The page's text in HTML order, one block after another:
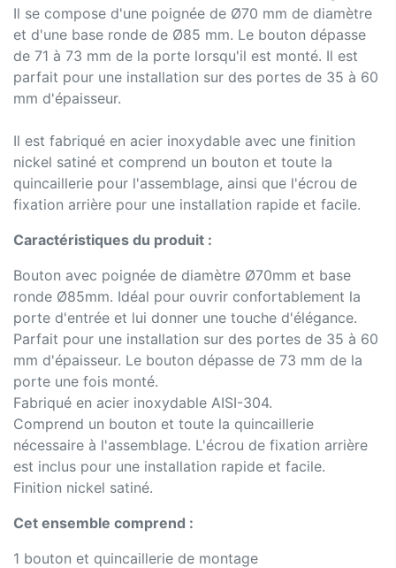
Il se compose d'une poignée de Ø70 mm de diamètre
et d'une base ronde de Ø85 mm. Le bouton dépasse
de 71 à 73 mm de la porte lorsqu'il est monté. Il est
parfait pour une installation sur des portes de 35 à 60
mm d'épaisseur.
Il est fabriqué en acier inoxydable avec une finition
nickel satiné et comprend un bouton et toute la
quincaillerie pour l'assemblage, ainsi que l'écrou de
fixation arrière pour une installation rapide et facile.
Caractéristiques du produit :
Bouton avec poignée de diamètre Ø70mm et base
ronde Ø85mm. Idéal pour ouvrir confortablement la
porte d'entrée et lui donner une touche d'élégance.
Parfait pour une installation sur des portes de 35 à 60
mm d'épaisseur. Le bouton dépasse de 73 mm de la
porte une fois monté.
Fabriqué en acier inoxydable AISI-304.
Comprend un bouton et toute la quincaillerie
nécessaire à l'assemblage. L'écrou de fixation arrière
est inclus pour une installation rapide et facile.
Finition nickel satiné.
Cet ensemble comprend :
1 bouton et quincaillerie de montage